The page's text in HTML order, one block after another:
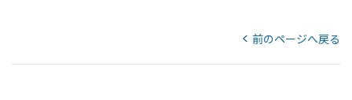
前のページへ戻る